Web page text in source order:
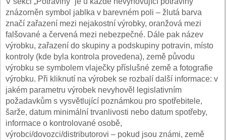
znázorněn symbol jablka v barevném poli – žlutá barva
značí zařazení mezi nejakostní výrobky, oranžová mezi
falšované a červená mezi nebezpečné. Dále pak název
výrobku, zařazení do skupiny a podskupiny potravin, místo
kontroly (kde byla kontrola provedena), země původu
výrobku se symbolem vlaječky příslušné země a fotografie
výrobku. Při kliknutí na výrobek se rozbalí další informace: v
jakém parametru výrobek nevyhověl legislativním
požadavkům s vysvětlující poznámkou pro spotřebitele,
šarže, datum minimální trvanlivosti nebo datum spotřeby,
informace o kontrolované osobě,
výrobci/dovozci/distributorovi – pokud jsou známi, země